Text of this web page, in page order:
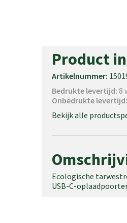
Product
Artikelnummer:
Bedrukte levertijd: 8
Onbedrukte levertijd:
Bekijk alle
Ecologische
USB-C-